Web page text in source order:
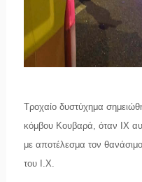
Τροχαίο δυστύχημα
κόμβου Κουβαρά, όταν ΙΧ
με αποτέλεσμα τον
του Ι.Χ.